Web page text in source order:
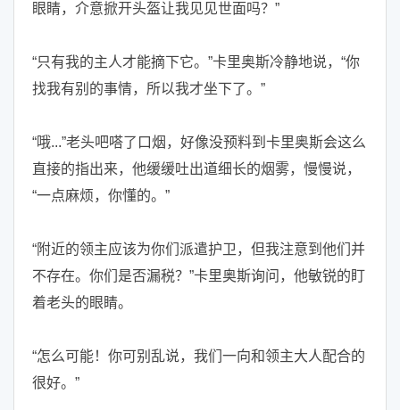
眼睛，介意掀开头盔让我见见世面吗？”
“只有我的主人才能摘下它。”卡里奥斯冷静地说，“你
找我有别的事情，所以我才坐下了。”
“哦...”老头吧嗒了口烟，好像没预料到卡里奥斯会这么
直接的指出来，他缓缓吐出道细长的烟雾，慢慢说，
“一点麻烦，你懂的。”
“附近的领主应该为你们派遣护卫，但我注意到他们并
不存在。你们是否漏税？”卡里奥斯询问，他敏锐的盯
着老头的眼睛。
“怎么可能！你可别乱说，我们一向和领主大人配合的
很好。”